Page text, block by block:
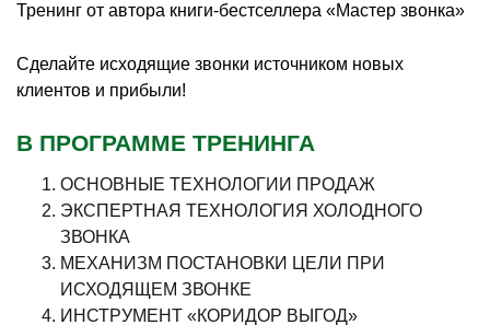
Тренинг от автора книги-бестселлера «Мастер звонка»
Сделайте исходящие звонки источником новых
клиентов и прибыли!
В ПРОГРАММЕ ТРЕНИНГА
ОСНОВНЫЕ ТЕХНОЛОГИИ ПРОДАЖ
ЭКСПЕРТНАЯ ТЕХНОЛОГИЯ ХОЛОДНОГО
ЗВОНКА
МЕХАНИЗМ ПОСТАНОВКИ ЦЕЛИ ПРИ
ИСХОДЯЩЕМ ЗВОНКЕ
ИНСТРУМЕНТ «КОРИДОР ВЫГОД»